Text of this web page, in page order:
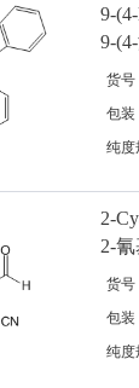
9-
9-
货号
包装
纯度
2-
2-
货号
包装
纯度